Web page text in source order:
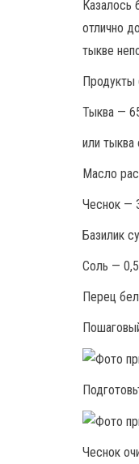
Казалось
отлично
тыкве
Продукты
Тыква —
или
Масло
Чеснок —
Базилик
Соль —
Перец
Чеснок